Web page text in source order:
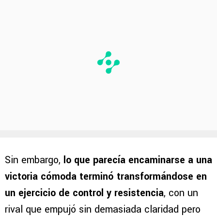
Sin embargo, lo que parecía encaminarse a una
victoria cómoda terminó transformándose en
un ejercicio de control y resistencia, con un
rival que empujó sin demasiada claridad pero